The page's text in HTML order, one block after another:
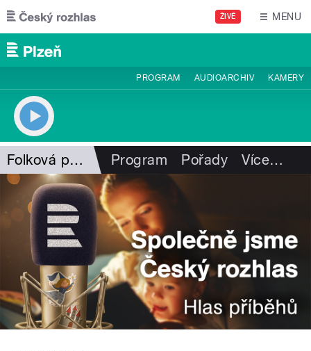
Přejít k hlavnímu obsahu
ŽIVĚ MENU
PROGRAM AUDIOARCHIV KAMERY
Folková pohlazení Program Pořady Více…